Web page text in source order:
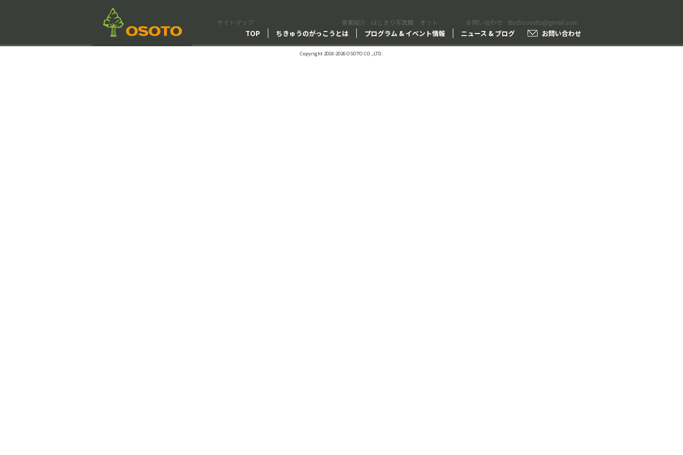
TOP ちきゅうのがっこうとは プログラム & イベント情報 ニュース & ブログ お問い合わせ
会社情報 サイトマップ 事業紹介 はじまり写真館 オソト お問い合わせ studioosoto@gmail.com
Copyright 2018-2026 OSOTO CO.,LTD.